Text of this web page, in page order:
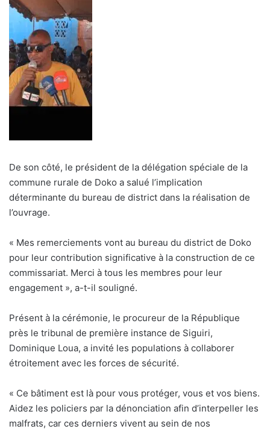
De son côté, le président de la délégation spéciale de la
commune rurale de Doko a salué l’implication
déterminante du bureau de district dans la réalisation de
l’ouvrage.
« Mes remerciements vont au bureau du district de Doko
pour leur contribution significative à la construction de ce
commissariat. Merci à tous les membres pour leur
engagement », a-t-il souligné.
Présent à la cérémonie, le procureur de la République
près le tribunal de première instance de Siguiri,
Dominique Loua, a invité les populations à collaborer
étroitement avec les forces de sécurité.
« Ce bâtiment est là pour vous protéger, vous et vos biens.
Aidez les policiers par la dénonciation afin d’interpeller les
malfrats, car ces derniers vivent au sein de nos